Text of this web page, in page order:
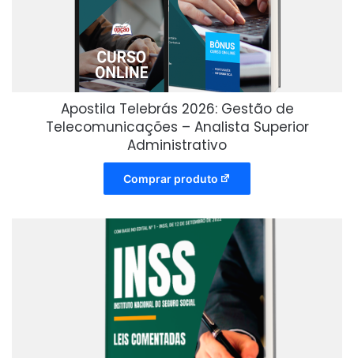
Apostila Telebrás 2026: Gestão de
Telecomunicações – Analista Superior
Administrativo
Comprar produto